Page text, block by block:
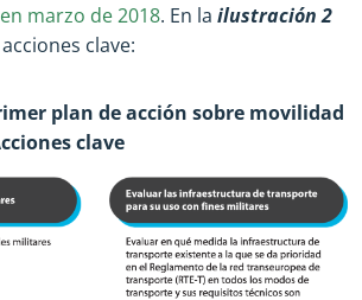
marzo de 2018. En la ilustración 2
clave:
plan de acción sobre movilidad
clave